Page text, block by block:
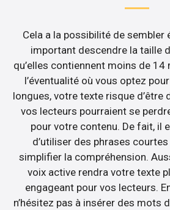
Cela a la possibilité de sembler
important descendre la taille
qu’elles contiennent moins de
l’éventualité où vous optez
longues, votre texte risque d’être
vos lecteurs pourraient se
pour votre contenu. De fait, il
d’utiliser des phrases
simplifier la compréhension.
voix active rendra votre texte
engageant pour vos lecteurs.
n’hésitez pas à insérer des mots